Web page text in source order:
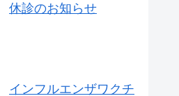
休診のお知らせ
インフルエンザワクチ